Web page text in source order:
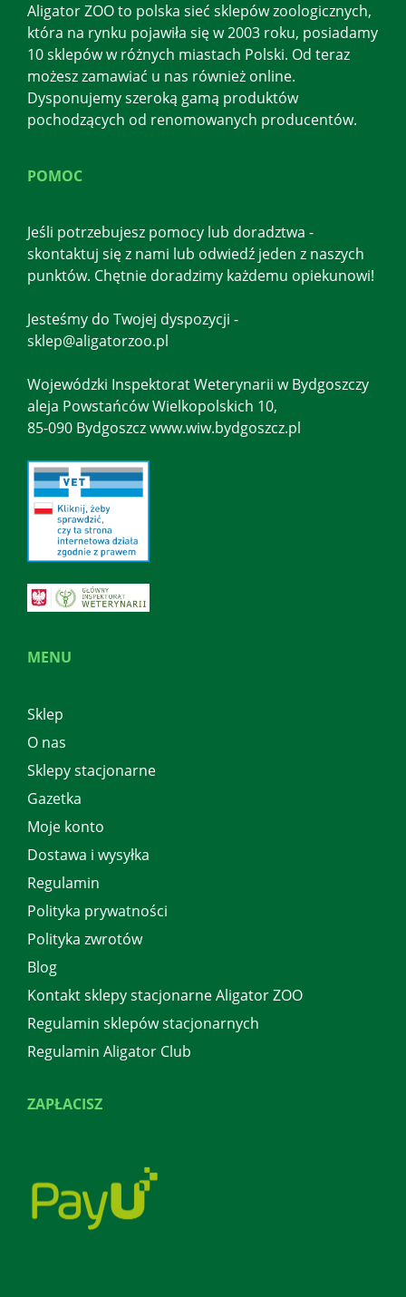
Aligator ZOO to polska sieć sklepów zoologicznych,
która na rynku pojawiła się w 2003 roku, posiadamy
10 sklepów w różnych miastach Polski. Od teraz
możesz zamawiać u nas również online.
Dysponujemy szeroką gamą produktów
pochodzących od renomowanych producentów.
MENU
Sklep
O nas
Sklepy stacjonarne
Gazetka
Moje konto
Dostawa i wysyłka
Regulamin
Polityka prywatności
Polityka zwrotów
Blog
Kontakt sklepy stacjonarne Aligator ZOO
Regulamin sklepów stacjonarnych
Regulamin Aligator Club
ZAPŁACISZ
POMOC
Jeśli potrzebujesz pomocy lub doradztwa -
skontaktuj się z nami lub odwiedź jeden z naszych
punktów. Chętnie doradzimy każdemu opiekunowi!
Jesteśmy do Twojej dyspozycji -
sklep@aligatorzoo.pl
Wojewódzki Inspektorat Weterynarii w Bydgoszczy
aleja Powstańców Wielkopolskich 10,
85-090 Bydgoszcz www.wiw.bydgoszcz.pl